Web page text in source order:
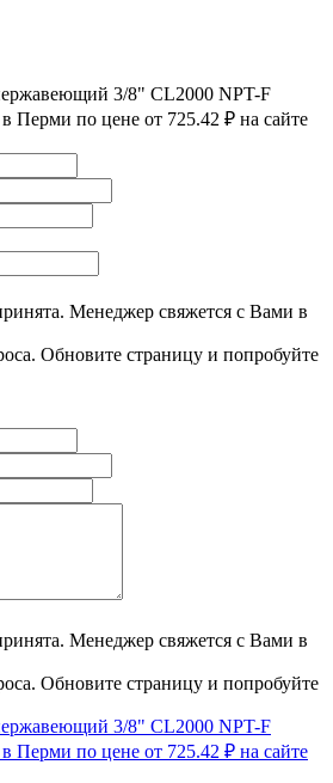
Менеджер свяжется с Вами в
Обновите страницу и попробуйте
Менеджер свяжется с Вами в
Обновите страницу и попробуйте